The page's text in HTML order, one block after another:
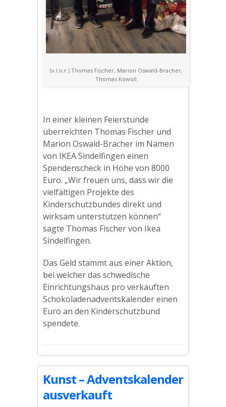
(v.l.n.r.) Thomas Fischer, Marion Oswald-Bracher,
Thomas Kowoll
In einer kleinen Feierstunde
überreichten Thomas Fischer und
Marion Oswald-Bracher im Namen
von IKEA Sindelfingen einen
Spendenscheck in Höhe von 8000
Euro. „Wir freuen uns, dass wir die
vielfältigen Projekte des
Kinderschutzbundes direkt und
wirksam unterstützen können“
sagte Thomas Fischer von Ikea
Sindelfingen.
Das Geld stammt aus einer Aktion,
bei welcher das schwedische
Einrichtungshaus pro verkauften
Schokoladenadventskalender einen
Euro an den Kinderschutzbund
spendete.
Kunst – Adventskalender
ausverkauft